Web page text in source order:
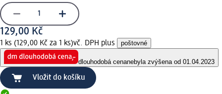
129,00 Kč
1 ks (129,00 Kč za 1 ks)vč. DPH plus poštovné
dlouhodobá cenanebyla zvýšena od 01.04.2023
Vložit do košíku